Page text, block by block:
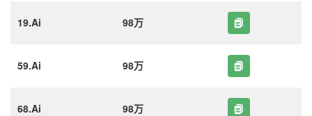
19.Ai 98万
59.Ai 98万
68.Ai 98万